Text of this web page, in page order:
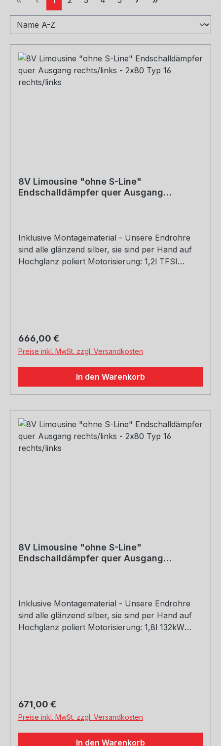
8V Limousine "ohne S-Line"
Endschalldämpfer quer Ausgang
Inklusive Montagematerial - Unsere Endrohre
sind alle glänzend silber, sie sind per Hand auf
Hochglanz poliert Motorisierung: 1,2l TFSI
(eintragungsfrei)
Regulärer Preis:
666,00 €
Preise inkl. MwSt. zzgl. Versandkosten
In den Warenkorb
8V Limousine "ohne S-Line"
Endschalldämpfer quer Ausgang
Inklusive Montagematerial - Unsere Endrohre
sind alle glänzend silber, sie sind per Hand auf
Hochglanz poliert Motorisierung: 1,8l 132kW
Regulärer Preis:
671,00 €
Preise inkl. MwSt. zzgl. Versandkosten
In den Warenkorb